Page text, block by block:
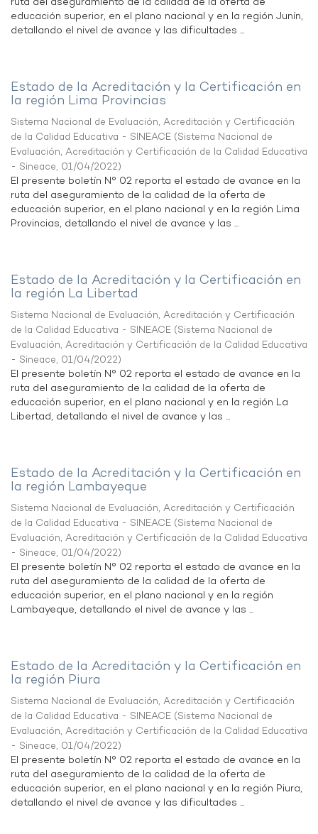
educación superior, en el plano nacional y en la región Junín,
detallando el nivel de avance y las dificultades ...
Estado de la Acreditación y la Certificación en
la región Lima Provincias
Sistema Nacional de Evaluación, Acreditación y Certificación
de la Calidad Educativa - SINEACE (Sistema Nacional de
Evaluación, Acreditación y Certificación de la Calidad Educativa
- Sineace, 01/04/2022)
El presente boletín N° 02 reporta el estado de avance en la
ruta del aseguramiento de la calidad de la oferta de
educación superior, en el plano nacional y en la región Lima
Provincias, detallando el nivel de avance y las ...
Estado de la Acreditación y la Certificación en
la región La Libertad
Sistema Nacional de Evaluación, Acreditación y Certificación
de la Calidad Educativa - SINEACE (Sistema Nacional de
Evaluación, Acreditación y Certificación de la Calidad Educativa
- Sineace, 01/04/2022)
El presente boletín N° 02 reporta el estado de avance en la
ruta del aseguramiento de la calidad de la oferta de
educación superior, en el plano nacional y en la región La
Libertad, detallando el nivel de avance y las ...
Estado de la Acreditación y la Certificación en
la región Lambayeque
Sistema Nacional de Evaluación, Acreditación y Certificación
de la Calidad Educativa - SINEACE (Sistema Nacional de
Evaluación, Acreditación y Certificación de la Calidad Educativa
- Sineace, 01/04/2022)
El presente boletín N° 02 reporta el estado de avance en la
ruta del aseguramiento de la calidad de la oferta de
educación superior, en el plano nacional y en la región
Lambayeque, detallando el nivel de avance y las ...
Estado de la Acreditación y la Certificación en
la región Piura
Sistema Nacional de Evaluación, Acreditación y Certificación
de la Calidad Educativa - SINEACE (Sistema Nacional de
Evaluación, Acreditación y Certificación de la Calidad Educativa
- Sineace, 01/04/2022)
El presente boletín N° 02 reporta el estado de avance en la
ruta del aseguramiento de la calidad de la oferta de
educación superior, en el plano nacional y en la región Piura,
detallando el nivel de avance y las dificultades ...